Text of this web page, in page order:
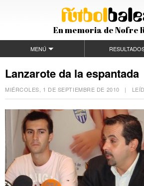
En memoria de Nofre
MENÚ
Lanzarote da la espantada
MIÉRCOLES, 1 DE SEPTIEMBRE DE 2010 |